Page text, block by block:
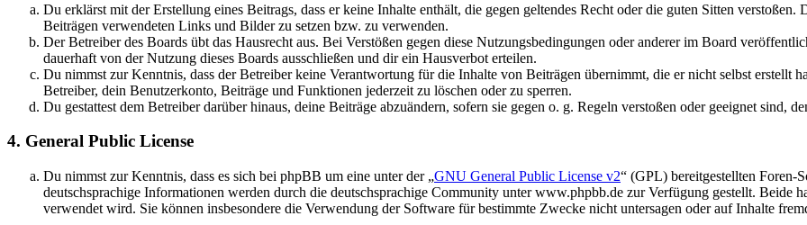
Du erklärst mit der Erstellung eines Beitrags, dass er keine Inhalte enthält, die gegen geltendes Recht oder die guten Sitten verstoßen.
Beiträgen verwendeten Links und Bilder zu setzen bzw. zu verwenden.
Der Betreiber des Boards übt das Hausrecht aus. Bei Verstößen gegen diese Nutzungsbedingungen oder anderer im Board
dauerhaft von der Nutzung dieses Boards ausschließen und dir ein Hausverbot erteilen.
Du nimmst zur Kenntnis, dass der Betreiber keine Verantwortung für die Inhalte von Beiträgen übernimmt, die er nicht selbst erstellt
Betreiber, dein Benutzerkonto, Beiträge und Funktionen jederzeit zu löschen oder zu sperren.
Du gestattest dem Betreiber darüber hinaus, deine Beiträge abzuändern, sofern sie gegen o. g. Regeln verstoßen oder geeignet sind,
4. General Public License
Du nimmst zur Kenntnis, dass es sich bei phpBB um eine unter der „GNU General Public License v2“ (GPL) bereitgestellten
deutschsprachige Informationen werden durch die deutschsprachige Community unter www.phpbb.de zur Verfügung gestellt. Beide
verwendet wird. Sie können insbesondere die Verwendung der Software für bestimmte Zwecke nicht untersagen oder auf Inhalte